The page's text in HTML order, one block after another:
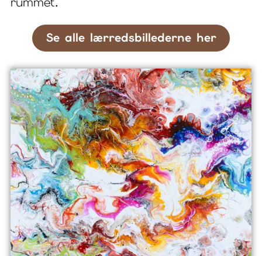
Se alle lærredsbillederne her